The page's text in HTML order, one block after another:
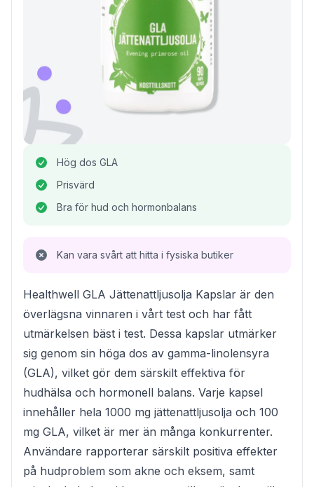
Hög dos GLA
Prisvärd
Bra för hud och hormonbalans
Kan vara svårt att hitta i fysiska butiker
Healthwell GLA Jättenattljusolja Kapslar är den
överlägsna vinnaren i vårt test och har fått
utmärkelsen bäst i test. Dessa kapslar utmärker
sig genom sin höga dos av gamma-linolensyra
(GLA), vilket gör dem särskilt effektiva för
hudhälsa och hormonell balans. Varje kapsel
innehåller hela 1000 mg jättenattljusolja och 100
mg GLA, vilket är mer än många konkurrenter.
Användare rapporterar särskilt positiva effekter
på hudproblem som akne och eksem, samt